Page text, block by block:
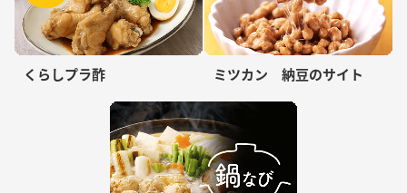
くらしプラ酢 ミツカン 納豆のサイト